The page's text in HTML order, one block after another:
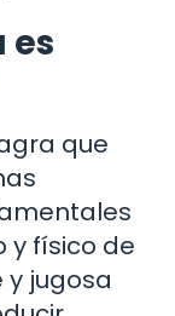
es
que
y físico de
y jugosa